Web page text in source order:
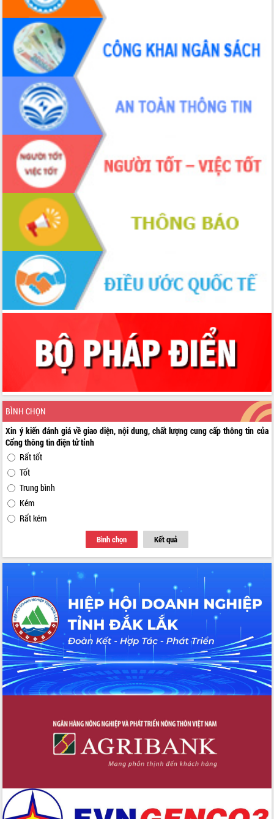
BÌNH CHỌN
Xin ý kiến đánh giá về giao diện, nội dung, chất lượng cung cấp thông tin của
Cổng thông tin điện tử tỉnh
Rất tốt
Tốt
Trung bình
Kém
Rất kém
Bình chọn Kết quả